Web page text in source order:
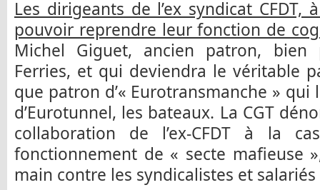
Les dirigeants de l’ex syndicat CFDT,
pouvoir reprendre leur fonction de
Michel Giguet, ancien patron,
Ferries, et qui deviendra le véritable
que patron d’« Eurotransmanche »
d’Eurotunnel, les bateaux. La CGT
collaboration de l’ex-CFDT à la
fonctionnement de « secte mafieuse
main contre les syndicalistes et